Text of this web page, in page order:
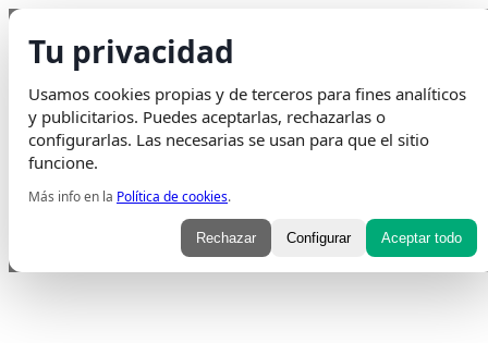
Tu privacidad
Usamos cookies propias y de terceros para fines analíticos
y publicitarios. Puedes aceptarlas, rechazarlas o
configurarlas. Las necesarias se usan para que el sitio
funcione.
Más info en la Política de cookies.
Rechazar Configurar Aceptar todo
Saltar al contenido
Envio Gratisen pedidos superiores a 75€ | Entrega en 24H
Whatsapp Envelope Instagram Tiktok